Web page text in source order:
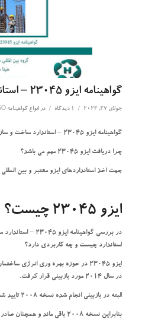
گواهینامه ایزو 23045 – استاندارد ساخت و ساز
جولای 27, 2024 / 1 دیدگاه / در انواع گواهینامه ISO
گواهینامه ایزو 23045 – استاندارد ساخت و ساز ، تا چه حد اهمیت دارد؟
چرا دریافت ایزو 23045 مهم می باشد؟
جهت اخذ استانداردهای ایزو معتبر و بین
ایزو 23045 چیست؟
در بررسی گواهینامه
استاندارد چیست و چه کاربردی دارد؟
در سال 2014 مورد بازبینی قرار کرفت.
البته در بازبینی انجام شده نسخه 2008 تایید شد و نیازی به تغییر سال ویرایش نداشت.
بنابراین نسخه 2008 باقی ماند و همچنان صادر میگردد.